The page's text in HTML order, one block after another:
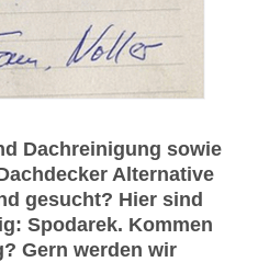
Dachreinigung sowie
Alternative
gesucht? Hier sind
Spodarek. Kommen
Gern werden wir